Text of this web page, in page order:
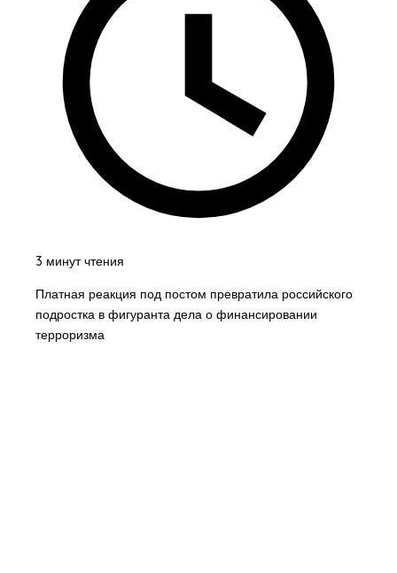
3 минут чтения
Платная реакция под постом превратила российского
подростка в фигуранта дела о финансировании
терроризма